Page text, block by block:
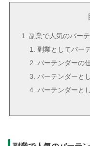
副業で人気のバー
副業としてバー
バーテンダーの
バーテンダーと
バーテンダーと